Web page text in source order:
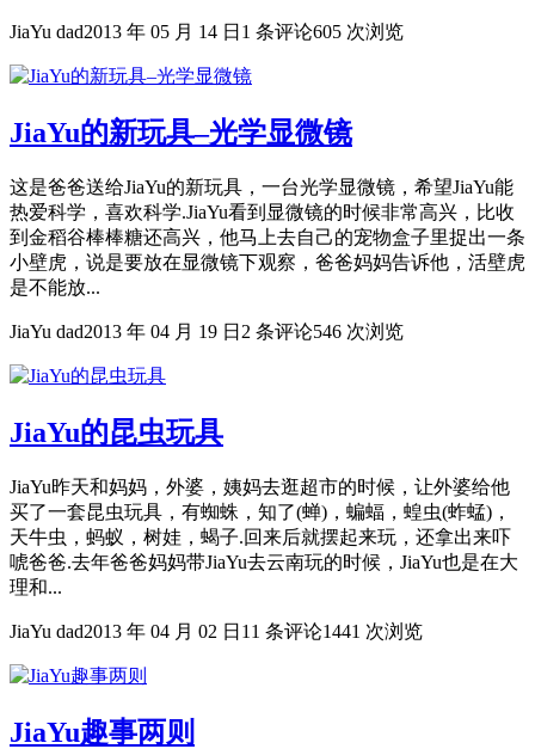
JiaYu dad2013 年 05 月 14 日 1 条评论605 次浏览
JiaYu的新玩具–光学显微镜
这是爸爸送给JiaYu的新玩具，一台光学显微镜，希望JiaYu能
热爱科学，喜欢科学.JiaYu看到显微镜的时候非常高兴，比收
到金稻谷棒棒糖还高兴，他马上去自己的宠物盒子里捉出一条
小壁虎，说是要放在显微镜下观察，爸爸妈妈告诉他，活壁虎
是不能放...
JiaYu dad2013 年 04 月 19 日 2 条评论546 次浏览
JiaYu的昆虫玩具
JiaYu昨天和妈妈，外婆，姨妈去逛超市的时候，让外婆给他
买了一套昆虫玩具，有蜘蛛，知了(蝉)，蝙蝠，蝗虫(蚱蜢)，
天牛虫，蚂蚁，树娃，蝎子.回来后就摆起来玩，还拿出来吓
唬爸爸.去年爸爸妈妈带JiaYu去云南玩的时候，JiaYu也是在大
理和...
JiaYu dad2013 年 04 月 02 日 11 条评论1441 次浏览
JiaYu趣事两则